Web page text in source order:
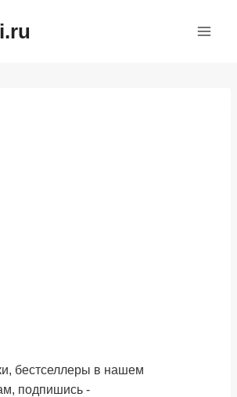
бестселлеры в нашем
подпишись -